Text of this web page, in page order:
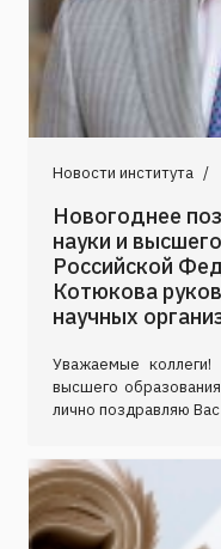
Новости института
Новогоднее
науки и
Российской
Котюкова
научных
Уважаемые
высшего
лично поздравляю